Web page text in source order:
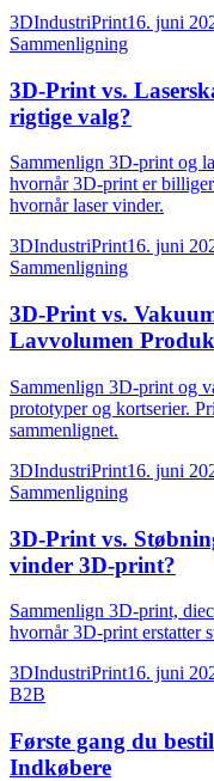
3DIndustriPrint16. juni
Sammenligning
3D-Print vs.
rigtige valg?
Sammenlign 3D-print og
hvornår 3D-print er
hvornår laser vinder.
3DIndustriPrint16. juni
Sammenligning
3D-Print vs.
Lavvolumen
Sammenlign 3D-print og
prototyper og kortserier.
sammenlignet.
3DIndustriPrint16. juni
Sammenligning
3D-Print vs.
vinder 3D-print?
Sammenlign 3D-print,
hvornår 3D-print erstatter
3DIndustriPrint16. juni
B2B
Første gang du
Indkøbere